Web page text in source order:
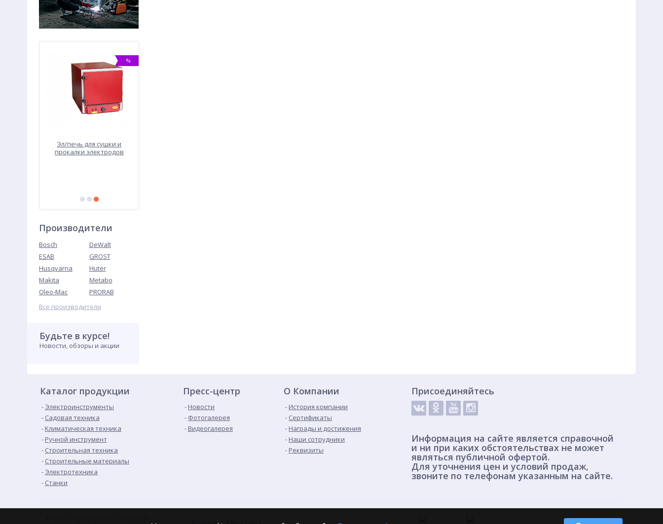
%
Эл/печь для сушки и
прокалки электродов
Производители
Bosch
DeWalt
ESAB
GROST
Husqvarna
Huter
Makita
Metabo
Oleo-Mac
PRORAB
Все производители
Будьте в курсе!
Новости, обзоры и акции
Каталог продукции
Электроинструменты
Садовая техника
Климатическая техника
Ручной инструмент
Строительная техника
Строительные материалы
Электротехника
Станки
Пресс-центр
Новости
Фотогалерея
Видеогалерея
О Компании
История компании
Сертификаты
Награды и достижения
Наши сотрудники
Реквизиты
Присоединяйтесь
Информация на сайте является справочной
и ни при каких обстоятельствах не может
являться публичной офертой.
Для уточнения цен и условий продаж,
звоните по телефонам указанным на сайте.